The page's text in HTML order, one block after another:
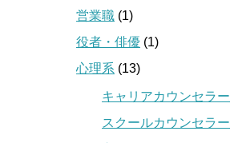
営業職 (1)
役者・俳優 (1)
心理系 (13)
キャリアカウンセラー
スクールカウンセラー